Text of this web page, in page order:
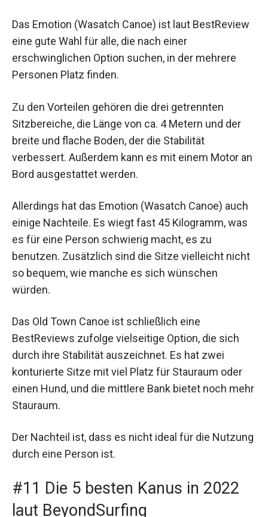
Das Emotion (Wasatch Canoe) ist laut BestReview
eine gute Wahl für alle, die nach einer
erschwinglichen Option suchen, in der mehrere
Personen Platz finden.
Zu den Vorteilen gehören die drei getrennten
Sitzbereiche, die Länge von ca. 4 Metern und der
breite und flache Boden, der die Stabilität
verbessert. Außerdem kann es mit einem Motor an
Bord ausgestattet werden.
Allerdings hat das Emotion (Wasatch Canoe) auch
einige Nachteile. Es wiegt fast 45 Kilogramm, was
es für eine Person schwierig macht, es zu
benutzen. Zusätzlich sind die Sitze vielleicht nicht
so bequem, wie manche es sich wünschen
würden.
Das Old Town Canoe ist schließlich eine
BestReviews zufolge vielseitige Option, die sich
durch ihre Stabilität auszeichnet. Es hat zwei
konturierte Sitze mit viel Platz für Stauraum oder
einen Hund, und die mittlere Bank bietet noch mehr
Stauraum.
Der Nachteil ist, dass es nicht ideal für die Nutzung
durch eine Person ist.
#11 Die 5 besten Kanus in 2022
laut BeyondSurfing